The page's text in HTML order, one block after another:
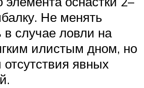
Не менять
случае ловли на
илистым дном, но
явных